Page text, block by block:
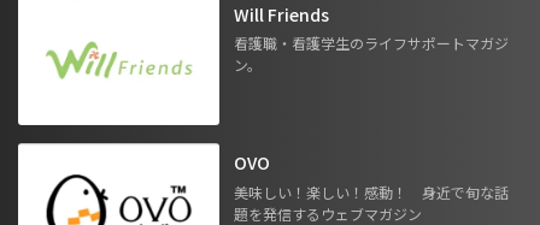
Will Friends
看護職・看護学生のライフサポートマガジ
ン。
OVO
美味しい！楽しい！感動！ 身近で旬な話
題を発信するウェブマガジン